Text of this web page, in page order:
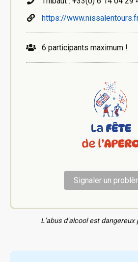
https://
6 participants maximum !
Signaler un
L'abus d'alcool est dangereux